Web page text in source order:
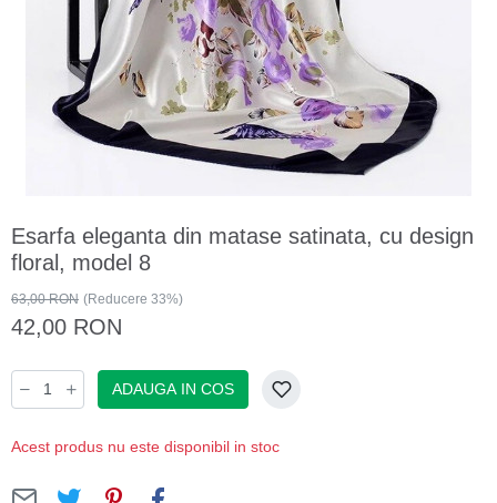
Esarfa eleganta din matase satinata, cu design
floral, model 8
63,00 RON (Reducere 33%)
42,00 RON
ADAUGA IN COS
Acest produs nu este disponibil in stoc